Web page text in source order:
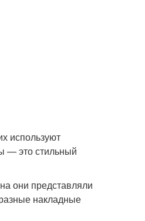
используют
— это стильный
они представляли
накладные